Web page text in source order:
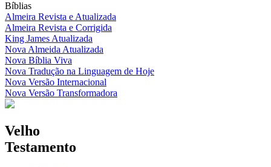
Bíblias
Almeira Revista e Atualizada
Almeira Revista e Corrigida
King James Atualizada
Nova Almeida Atualizada
Nova Bíblia Viva
Nova Tradução na Linguagem de Hoje
Nova Versão Internacional
Nova Versão Transformadora
Velho
Testamento